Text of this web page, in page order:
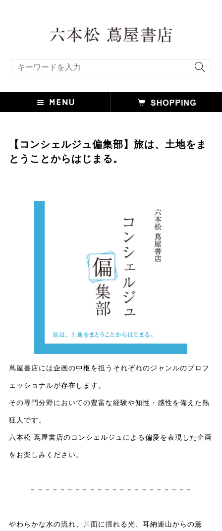
【コンシェルジュ偏集部】旅は、土地をま
とうことからはじまる。
蔦屋書店には企画の中枢を担うそれぞれのジャンルのプロフ
ェッショナルが存在します。
その専門分野においての豊富な経験や知性・感性を備えた熱
狂人です。
六本松 蔦屋書店のコンシェルジュによる偏愛を表現した企画
をお楽しみください。
－－－－－－－－－－－－－－－－－－－－－－
やわらかな水の流れ、川面に揺れる光、耳納連山からの薫